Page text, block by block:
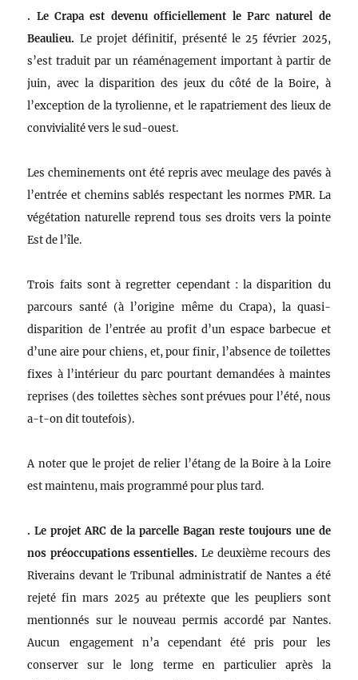
. Le Crapa est devenu officiellement le Parc naturel de
Beaulieu. Le projet définitif, présenté le 25 février 2025,
s’est traduit par un réaménagement important à partir de
juin, avec la disparition des jeux du côté de la Boire, à
l’exception de la tyrolienne, et le rapatriement des lieux de
convivialité vers le sud-ouest.
Les cheminements ont été repris avec meulage des pavés à
l’entrée et chemins sablés respectant les normes PMR. La
végétation naturelle reprend tous ses droits vers la pointe
Est de l’île.
Trois faits sont à regretter cependant : la disparition du
parcours santé (à l’origine même du Crapa), la quasi-
disparition de l’entrée au profit d’un espace barbecue et
d’une aire pour chiens, et, pour finir, l’absence de toilettes
fixes à l’intérieur du parc pourtant demandées à maintes
reprises (des toilettes sèches sont prévues pour l’été, nous
a-t-on dit toutefois).
A noter que le projet de relier l’étang de la Boire à la Loire
est maintenu, mais programmé pour plus tard.
. Le projet ARC de la parcelle Bagan reste toujours une de
nos préoccupations essentielles. Le deuxième recours des
Riverains devant le Tribunal administratif de Nantes a été
rejeté fin mars 2025 au prétexte que les peupliers sont
mentionnés sur le nouveau permis accordé par Nantes.
Aucun engagement n’a cependant été pris pour les
conserver sur le long terme en particulier après la